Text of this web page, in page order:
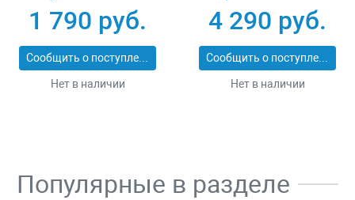
2х0.75 кв мм 4
гнезда Stayer 55073-
30_z01
1 790 руб.
Сообщить о поступлении
Нет в наличии
АСН-1000/1-ЭМ
4 290 руб.
Сообщить о поступлении
Нет в наличии
Популярные в разделе